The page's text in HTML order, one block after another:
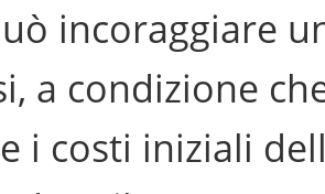
incoraggiare
a condizione
i costi iniziali